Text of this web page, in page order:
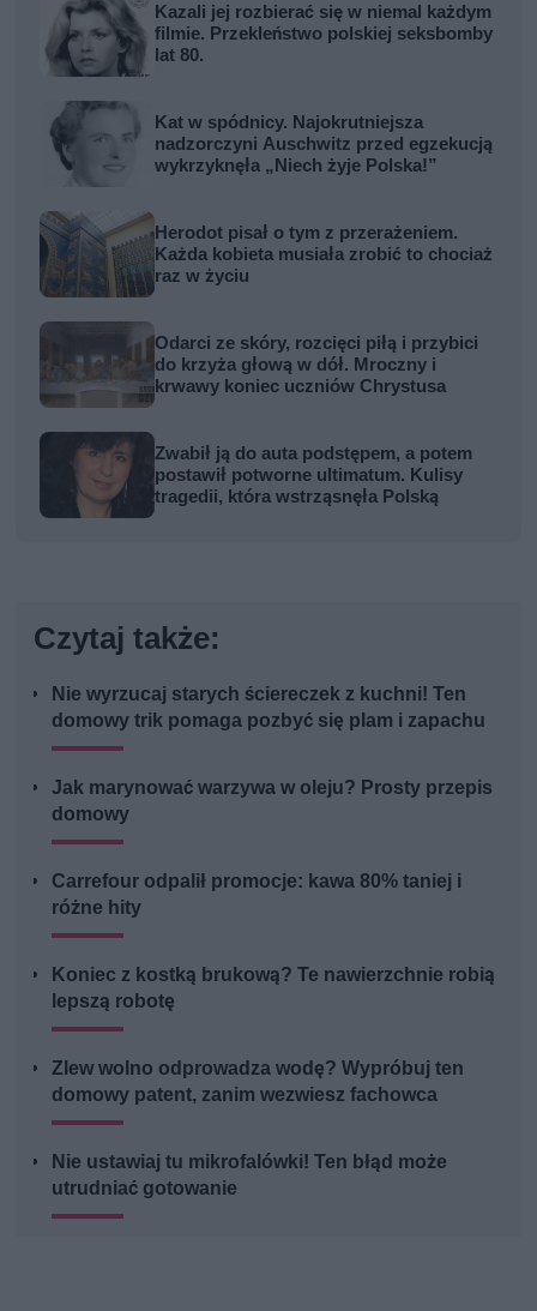
Kazali jej rozbierać się w niemal każdym
filmie. Przekleństwo polskiej seksbomby
lat 80.
Kat w spódnicy. Najokrutniejsza
nadzorczyni Auschwitz przed egzekucją
wykrzyknęła „Niech żyje Polska!”
Herodot pisał o tym z przerażeniem.
Każda kobieta musiała zrobić to chociaż
raz w życiu
Odarci ze skóry, rozcięci piłą i przybici
do krzyża głową w dół. Mroczny i
krwawy koniec uczniów Chrystusa
Zwabił ją do auta podstępem, a potem
postawił potworne ultimatum. Kulisy
tragedii, która wstrząsnęła Polską
Czytaj także:
Nie wyrzucaj starych ściereczek z kuchni! Ten
domowy trik pomaga pozbyć się plam i zapachu
Jak marynować warzywa w oleju? Prosty przepis
domowy
Carrefour odpalił promocje: kawa 80% taniej i
różne hity
Koniec z kostką brukową? Te nawierzchnie robią
lepszą robotę
Zlew wolno odprowadza wodę? Wypróbuj ten
domowy patent, zanim wezwiesz fachowca
Nie ustawiaj tu mikrofalówki! Ten błąd może
utrudniać gotowanie